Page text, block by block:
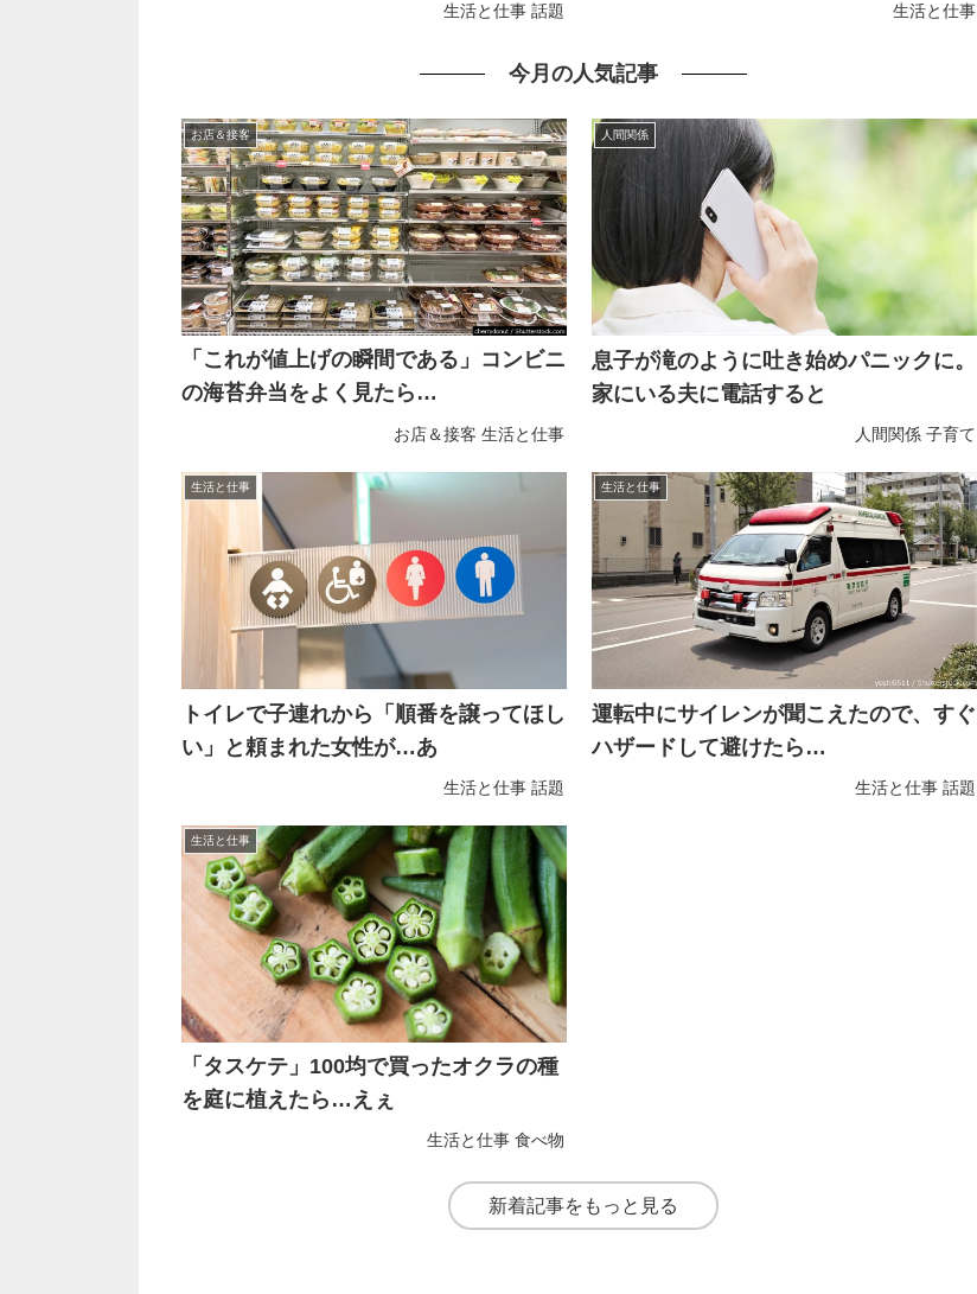
生活と仕事 話題 生活と仕事
今月の人気記事
お店＆接客
「これが値上げの瞬間である」コンビニ
の海苔弁当をよく見たら…
お店＆接客 生活と仕事
人間関係
息子が滝のように吐き始めパニックに。
家にいる夫に電話すると
人間関係 子育て
生活と仕事
トイレで子連れから「順番を譲ってほし
い」と頼まれた女性が…あ
生活と仕事 話題
生活と仕事
運転中にサイレンが聞こえたので、すぐ
ハザードして避けたら…
生活と仕事 話題
生活と仕事
「タスケテ」100均で買ったオクラの種
を庭に植えたら…えぇ
生活と仕事 食べ物
新着記事をもっと見る